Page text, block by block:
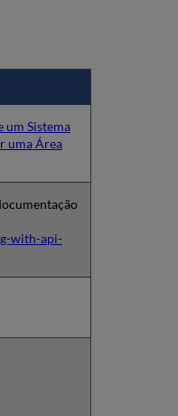
um Sistema
uma Área
with-api-